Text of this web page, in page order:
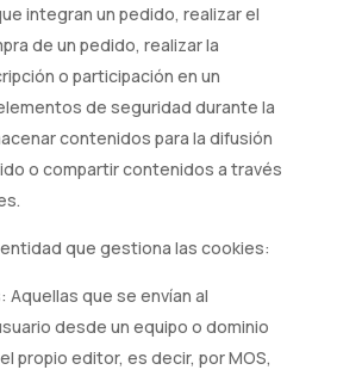
integran un pedido, realizar el
de un pedido, realizar la
o participación en un
de seguridad durante la
contenidos para la difusión
o compartir contenidos a través
que gestiona las cookies:
Aquellas que se envían al
desde un equipo o dominio
propio editor, es decir, por MOS,